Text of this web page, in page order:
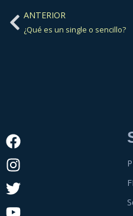
ANTERIOR
¿Qué es un single o sencillo?